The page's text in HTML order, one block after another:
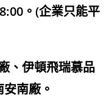
。(企業只能平
、伊頓飛瑞慕品
南廠。